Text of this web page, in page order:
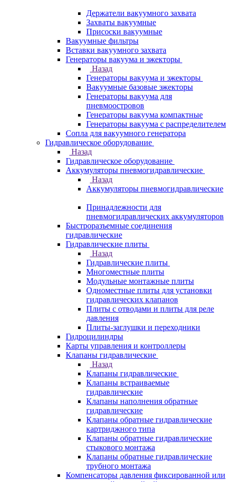
Держатели вакуумного захвата
Захваты вакуумные
Присоски вакуумные
Вакуумные фильтры
Вставки вакуумного захвата
Генераторы вакуума и эжекторы
Назад
Генераторы вакуума и эжекторы
Вакуумные базовые эжекторы
Генераторы вакуума для
пневмоостровов
Генераторы вакуума компактные
Генераторы вакуума с распределителем
Сопла для вакуумного генератора
Гидравлическое оборудование
Назад
Гидравлическое оборудование
Аккумуляторы пневмогидравлические
Назад
Аккумуляторы пневмогидравлические
Принадлежности для
пневмогидравлических аккумуляторов
Быстроразъемные соединения
гидравлические
Гидравлические плиты
Назад
Гидравлические плиты
Многоместные плиты
Модульные монтажные плиты
Одноместные плиты для установки
гидравлических клапанов
Плиты с отводами и плиты для реле
давления
Плиты-заглушки и переходники
Гидроцилиндры
Карты управления и контроллеры
Клапаны гидравлические
Назад
Клапаны гидравлические
Клапаны встраиваемые
гидравлические
Клапаны наполнения обратные
гидравлические
Клапаны обратные гидравлические
картриджного типа
Клапаны обратные гидравлические
стыкового монтажа
Клапаны обратные гидравлические
трубного монтажа
Компенсаторы давления фиксированной или